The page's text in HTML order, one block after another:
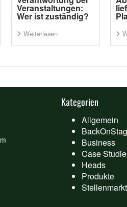
Veranstaltungen:
Wer ist zuständig?
Weiterlesen
Kategorien
Allgemein
Business
Case
Heads
Produkte
Stellenmarkt